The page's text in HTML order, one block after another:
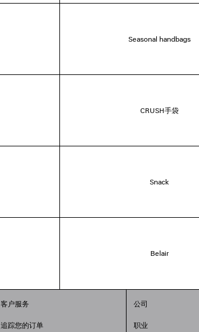
Seasonal handbags
CRUSH手袋
Snack
Belair
客户服务
追踪您的订单
公司
职业